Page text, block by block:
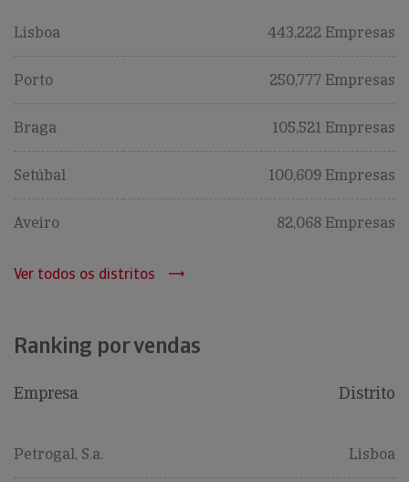
Lisboa 443,222 Empresas
Porto 250,777 Empresas
Braga 105,521 Empresas
Setúbal 100,609 Empresas
Aveiro 82,068 Empresas
Ver todos os distritos
Ranking por vendas
Empresa Distrito
Petrogal, S.a. Lisboa